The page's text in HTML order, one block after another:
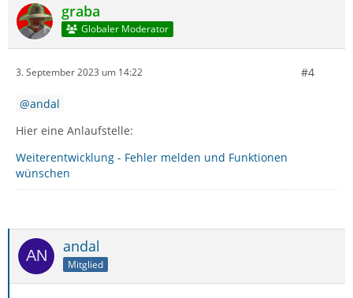
graba
Globaler Moderator
3. September 2023 um 14:22 #4
andal
Hier eine Anlaufstelle:
Weiterentwicklung - Fehler melden und Funktionen
wünschen
andal
Mitglied